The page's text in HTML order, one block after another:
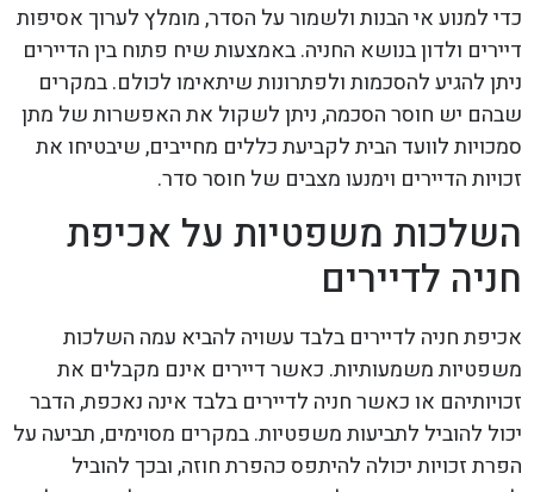
כדי למנוע אי הבנות ולשמור על הסדר, מומלץ לערוך אסיפות
דיירים ולדון בנושא החניה. באמצעות שיח פתוח בין הדיירים
ניתן להגיע להסכמות ולפתרונות שיתאימו לכולם. במקרים
שבהם יש חוסר הסכמה, ניתן לשקול את האפשרות של מתן
סמכויות לוועד הבית לקביעת כללים מחייבים, שיבטיחו את
זכויות הדיירים וימנעו מצבים של חוסר סדר.
השלכות משפטיות על אכיפת
חניה לדיירים
אכיפת חניה לדיירים בלבד עשויה להביא עמה השלכות
משפטיות משמעותיות. כאשר דיירים אינם מקבלים את
זכויותיהם או כאשר חניה לדיירים בלבד אינה נאכפת, הדבר
יכול להוביל לתביעות משפטיות. במקרים מסוימים, תביעה על
הפרת זכויות יכולה להיתפס כהפרת חוזה, ובכך להוביל